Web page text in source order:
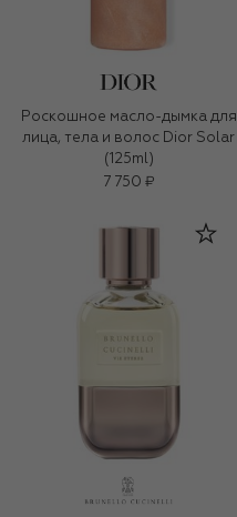
Роскошное масло-дымка для
лица, тела и волос Dior Solar
(125ml)
7 750 ₽